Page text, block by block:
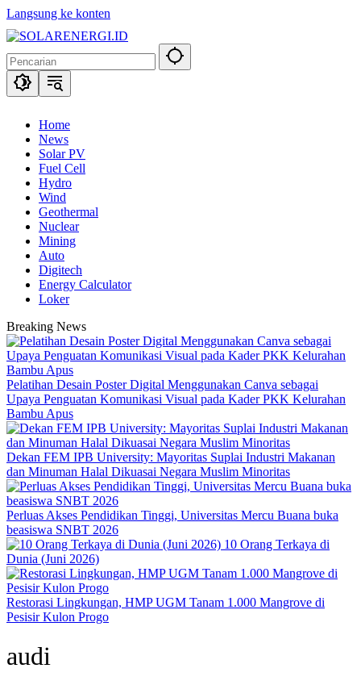
Langsung ke konten
Home
News
Solar PV
Fuel Cell
Hydro
Wind
Geothermal
Nuclear
Mining
Auto
Digitech
Energy Calculator
Loker
Breaking News
Pelatihan Desain Poster Digital Menggunakan Canva sebagai
Upaya Penguatan Komunikasi Visual pada Kader PKK Kelurahan
Bambu Apus
Dekan FEM IPB University: Mayoritas Suplai Industri Makanan
dan Minuman Halal Dikuasai Negara Muslim Minoritas
Perluas Akses Pendidikan Tinggi, Universitas Mercu Buana buka
beasiswa SNBT 2026
10 Orang Terkaya di
Dunia (Juni 2026)
Restorasi Lingkungan, HMP UGM Tanam 1.000 Mangrove di
Pesisir Kulon Progo
audi